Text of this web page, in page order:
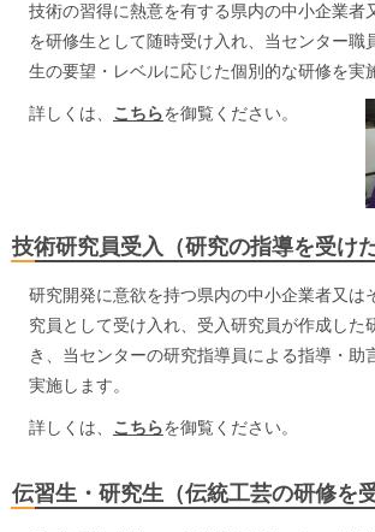
技術の習得に熱意を有する県内の中小企業者
を研修生として随時受け入れ、当センター職
生の要望・レベルに応じた個別的な研修を実
詳しくは、 こちらを御覧ください。
技術研究員受入（研究の指導を受けた
研究開発に意欲を持つ県内の中小企業者又は
究員として受け入れ、受入研究員が作成した
き、当センターの研究指導員による指導・助
実施します。
詳しくは、 こちらを御覧ください。
伝習生・研究生（伝統工芸の研修を